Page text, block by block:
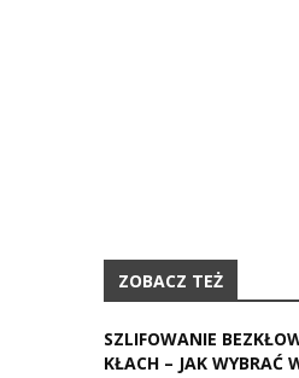
ZOBACZ TEŻ
SZLIFOWANIE
KŁACH – JAK WYBRAĆ